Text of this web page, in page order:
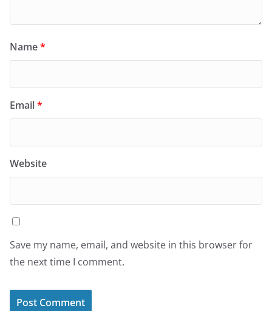
Name*
Email*
Website
Save my name, email, and website in this browser for
the next time I comment.